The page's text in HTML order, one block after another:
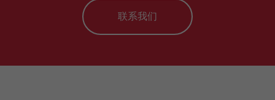
联系我们